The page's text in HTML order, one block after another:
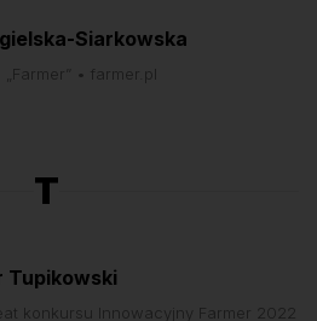
Siarkowska
• farmer.pl
T
Tupikowski
konkursu Innowacyjny Farmer 2022